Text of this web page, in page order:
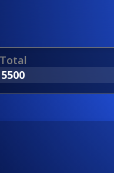
Total
5500